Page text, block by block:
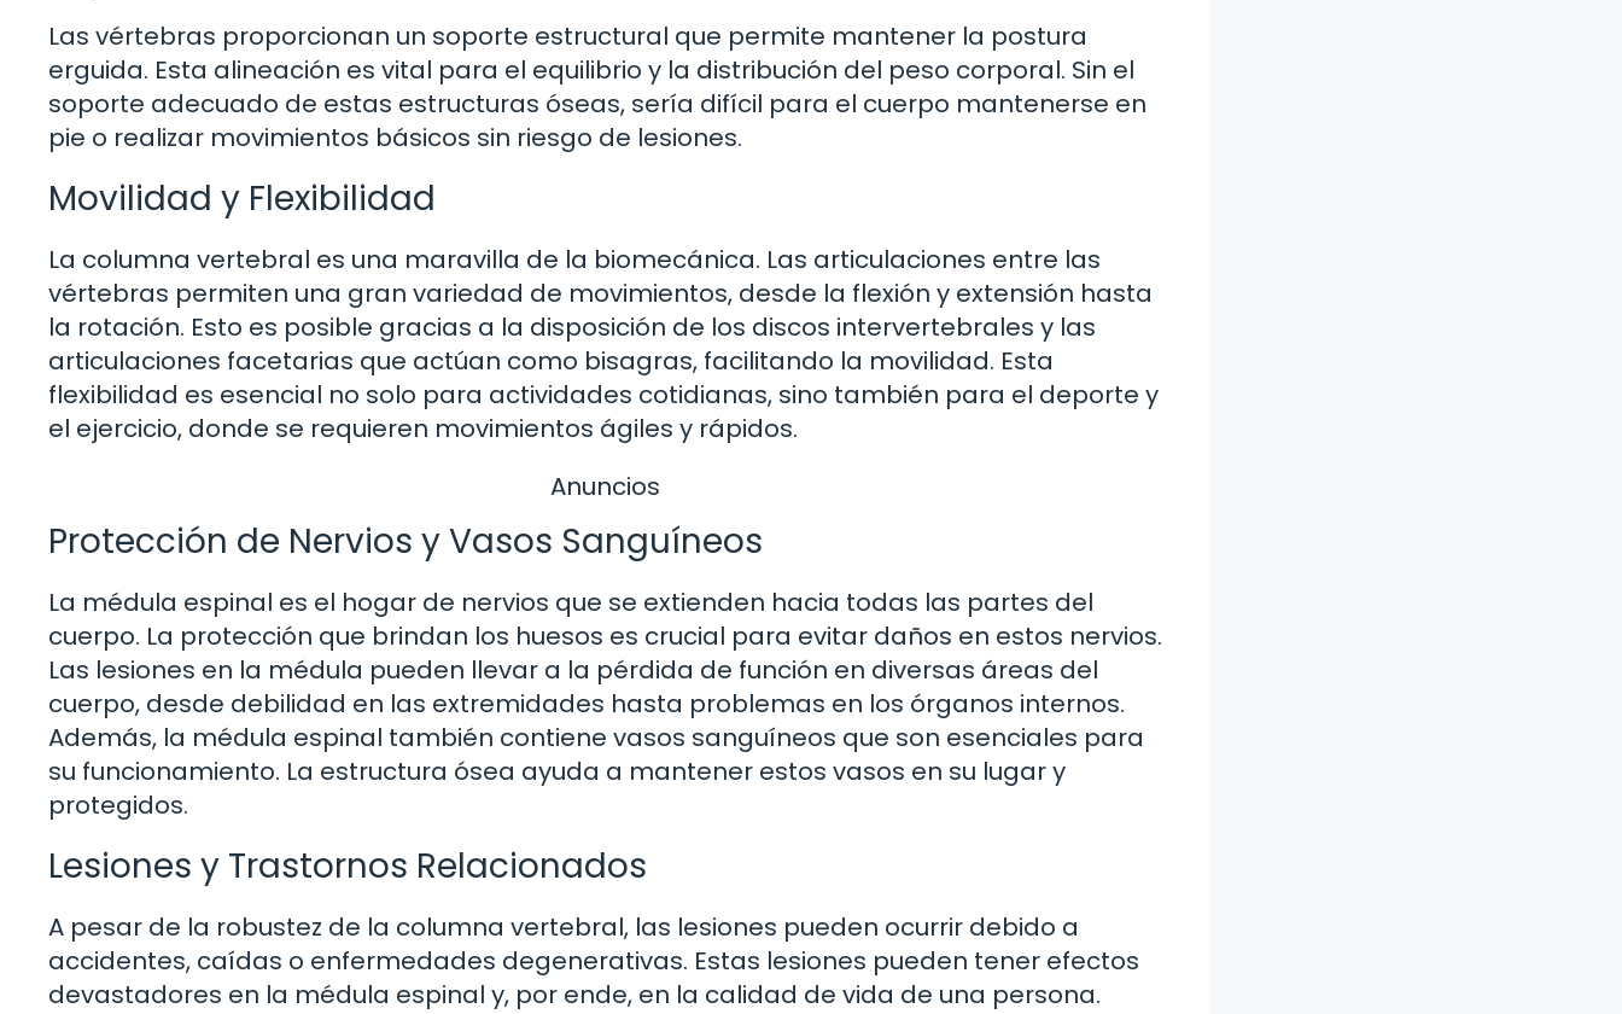
Las vértebras proporcionan un soporte estructural que permite mantener la postura
erguida. Esta alineación es vital para el equilibrio y la distribución del peso corporal. Sin el
soporte adecuado de estas estructuras óseas, sería difícil para el cuerpo mantenerse en
pie o realizar movimientos básicos sin riesgo de lesiones.
Movilidad y Flexibilidad
La columna vertebral es una maravilla de la biomecánica. Las articulaciones entre las
vértebras permiten una gran variedad de movimientos, desde la flexión y extensión hasta
la rotación. Esto es posible gracias a la disposición de los discos intervertebrales y las
articulaciones facetarias que actúan como bisagras, facilitando la movilidad. Esta
flexibilidad es esencial no solo para actividades cotidianas, sino también para el deporte y
el ejercicio, donde se requieren movimientos ágiles y rápidos.
Anuncios
Protección de Nervios y Vasos Sanguíneos
La médula espinal es el hogar de nervios que se extienden hacia todas las partes del
cuerpo. La protección que brindan los huesos es crucial para evitar daños en estos nervios.
Las lesiones en la médula pueden llevar a la pérdida de función en diversas áreas del
cuerpo, desde debilidad en las extremidades hasta problemas en los órganos internos.
Además, la médula espinal también contiene vasos sanguíneos que son esenciales para
su funcionamiento. La estructura ósea ayuda a mantener estos vasos en su lugar y
protegidos.
Lesiones y Trastornos Relacionados
A pesar de la robustez de la columna vertebral, las lesiones pueden ocurrir debido a
accidentes, caídas o enfermedades degenerativas. Estas lesiones pueden tener efectos
devastadores en la médula espinal y, por ende, en la calidad de vida de una persona.